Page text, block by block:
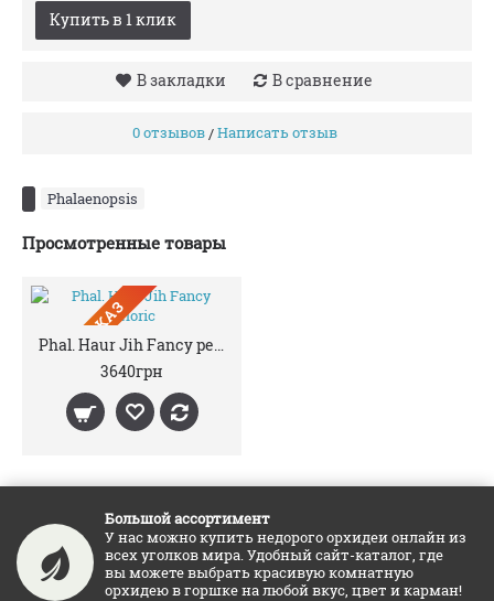
Купить в 1 клик
В закладки В сравнение
0 отзывов/Написать отзыв
Phalaenopsis
Просмотренные товары
ПРЕДЗАКАЗ
Phal. Haur Jih Fancy peloric
3640грн
Большой ассортимент
У нас можно купить недорого орхидеи онлайн из
всех уголков мира. Удобный сайт-каталог, где
вы можете выбрать красивую комнатную
орхидею в горшке на любой вкус, цвет и карман!